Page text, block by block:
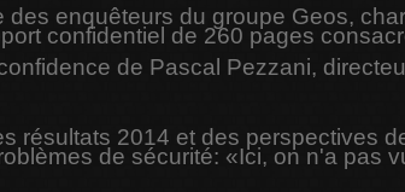
des enquêteurs du groupe Geos,
confidentiel de 260 pages
de Pascal Pezzani,
résultats 2014 et des perspectives
de sécurité: «Ici, on n'a pas